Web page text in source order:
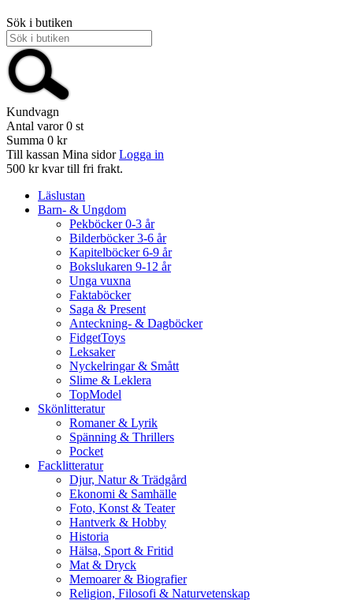
Sök i butiken
Kundvagn
Antal varor 0 st
Summa 0 kr
Till kassan Mina sidor Logga in
500 kr kvar till fri frakt.
Läslustan
Barn- & Ungdom
Pekböcker 0-3 år
Bilderböcker 3-6 år
Kapitelböcker 6-9 år
Bokslukaren 9-12 år
Unga vuxna
Faktaböcker
Saga & Present
Anteckning- & Dagböcker
FidgetToys
Leksaker
Nyckelringar & Smått
Slime & Leklera
TopModel
Skönlitteratur
Romaner & Lyrik
Spänning & Thrillers
Pocket
Facklitteratur
Djur, Natur & Trädgård
Ekonomi & Samhälle
Foto, Konst & Teater
Hantverk & Hobby
Historia
Hälsa, Sport & Fritid
Mat & Dryck
Memoarer & Biografier
Religion, Filosofi & Naturvetenskap